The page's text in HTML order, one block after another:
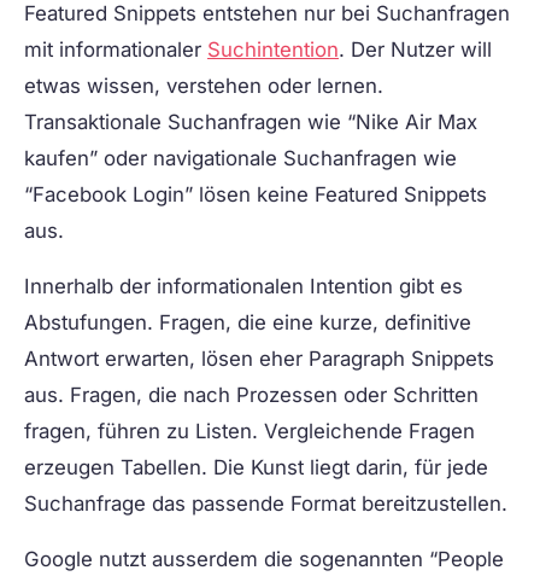
Featured Snippets entstehen nur bei Suchanfragen
mit informationaler Suchintention. Der Nutzer will
etwas wissen, verstehen oder lernen.
Transaktionale Suchanfragen wie “Nike Air Max
kaufen” oder navigationale Suchanfragen wie
“Facebook Login” lösen keine Featured Snippets
aus.
Innerhalb der informationalen Intention gibt es
Abstufungen. Fragen, die eine kurze, definitive
Antwort erwarten, lösen eher Paragraph Snippets
aus. Fragen, die nach Prozessen oder Schritten
fragen, führen zu Listen. Vergleichende Fragen
erzeugen Tabellen. Die Kunst liegt darin, für jede
Suchanfrage das passende Format bereitzustellen.
Google nutzt ausserdem die sogenannten “People